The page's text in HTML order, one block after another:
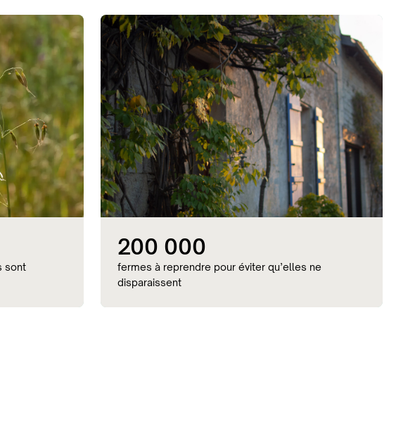
sont
200 000
fermes à reprendre pour éviter qu’elles ne
disparaissent